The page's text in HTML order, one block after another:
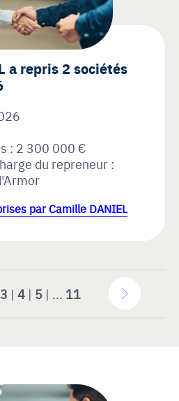
a repris 2 sociétés
: 2 300 000 €
du repreneur :
par Camille DANIEL
3 | 4 | 5 | ... 11